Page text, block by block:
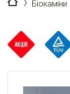
Головна
Біокаміни